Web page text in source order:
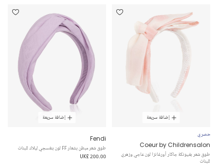
إضافة سريعة
حصري
Coeur by Childrensalon
طوق شعر بفيونكة جاكار أورغانزا لون عاجي وزهري
للبنات
إضافة سريعة
Fendi
طوق شعر مبطن بشعار FF لون بنفسجي ليلاك للبنات
UK£ 200.00